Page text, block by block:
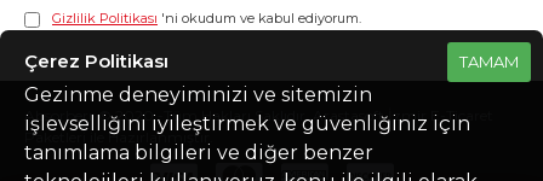
Gizlilik Politikası 'ni okudum ve kabul ediyorum.
Absorberr © 2020 -Tüm Hakları Saklıdır. Arastasoft İzmir E-Ticaret
Paketleri ile Hazırlanmıştır.
TAMAM
Çerez Politikası
Gezinme deneyiminizi ve sitemizin
işlevselliğini iyileştirmek ve güvenliğiniz için
tanımlama bilgileri ve diğer benzer